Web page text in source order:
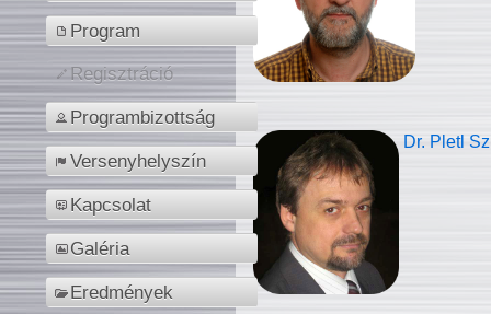
Program
Regisztráció
Programbizottság
Versenyhelyszín
Kapcsolat
Galéria
Eredmények
Dr. Pletl